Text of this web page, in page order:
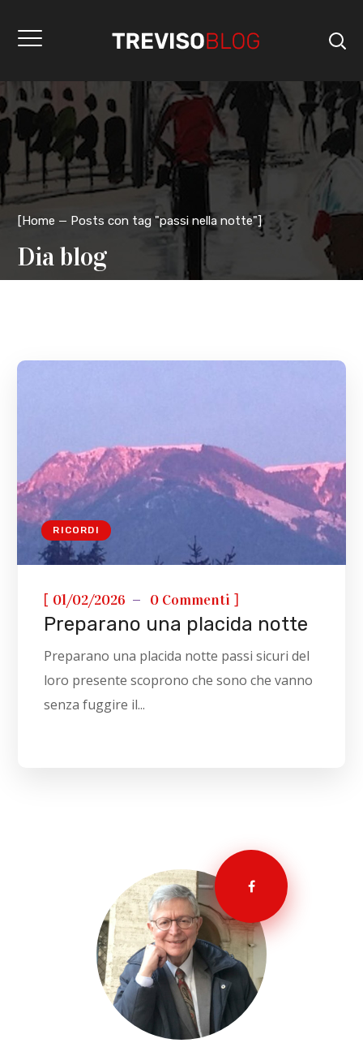
[Home Posts con tag "passi nella notte"]
Dia blog
RICORDI
[ 01/02/2026 0 Commenti ]
Preparano una placida notte
Preparano una placida notte passi sicuri del
loro presente scoprono che sono che vanno
senza fuggire il...